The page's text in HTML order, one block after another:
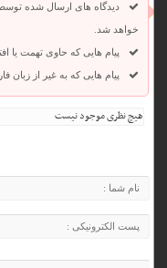
دیدگاه های ارسال شده توسط
خواهد شد.
پیام هایی که حاوی تهمت یا
پیام هایی که به غیر از زبان
هیچ نظری موجود نیست